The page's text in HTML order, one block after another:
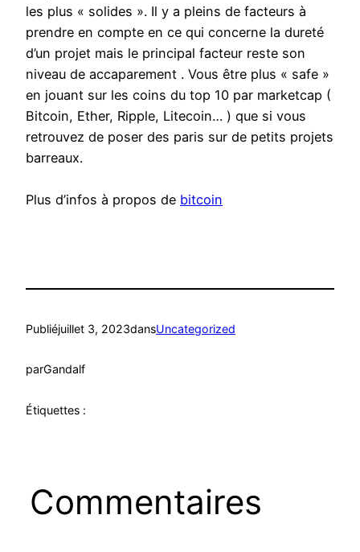
les plus « solides ». Il y a pleins de facteurs à
prendre en compte en ce qui concerne la dureté
d’un projet mais le principal facteur reste son
niveau de accaparement . Vous être plus « safe »
en jouant sur les coins du top 10 par marketcap (
Bitcoin, Ether, Ripple, Litecoin… ) que si vous
retrouvez de poser des paris sur de petits projets
barreaux.
Plus d’infos à propos de bitcoin
Publiéjuillet 3, 2023dansUncategorized
parGandalf
Étiquettes :
Commentaires